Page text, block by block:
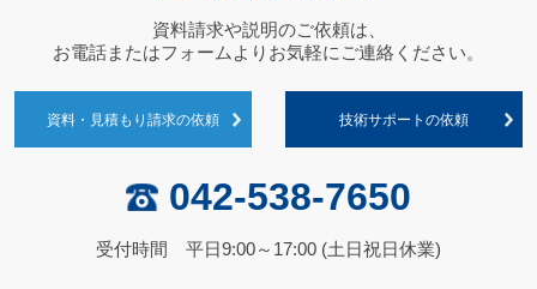
資料請求や説明のご依頼は、
お電話またはフォームよりお気軽にご連絡ください。
資料・見積もり請求の依頼 技術サポートの依頼
042-538-7650
受付時間 平日9:00～17:00 (土日祝日休業)